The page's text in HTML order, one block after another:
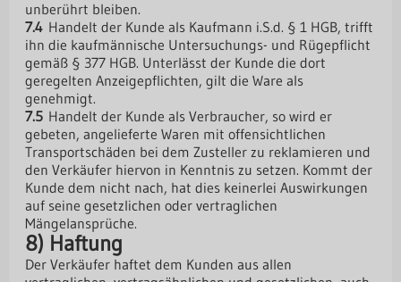
unberührt bleiben.
7.4 Handelt der Kunde als Kaufmann i.S.d. § 1 HGB, trifft
ihn die kaufmännische Untersuchungs- und Rügepflicht
gemäß § 377 HGB. Unterlässt der Kunde die dort
geregelten Anzeigepflichten, gilt die Ware als
genehmigt.
7.5 Handelt der Kunde als Verbraucher, so wird er
gebeten, angelieferte Waren mit offensichtlichen
Transportschäden bei dem Zusteller zu reklamieren und
den Verkäufer hiervon in Kenntnis zu setzen. Kommt der
Kunde dem nicht nach, hat dies keinerlei Auswirkungen
auf seine gesetzlichen oder vertraglichen
Mängelansprüche.
8) Haftung
Der Verkäufer haftet dem Kunden aus allen